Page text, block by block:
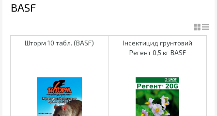
BASF
Шторм 10 табл. (BASF)
Інсектицид грунтовий
Регент 0,5 кг BASF